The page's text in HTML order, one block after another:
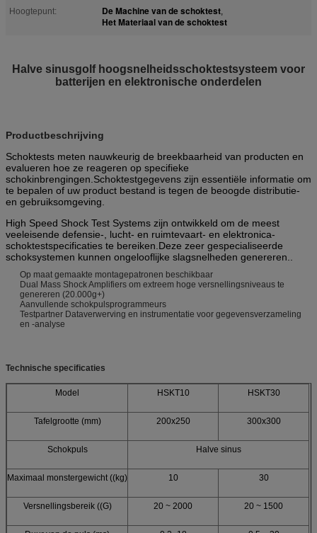
Hoogtepunt:
De Machine van de schoktest,
Het Materiaal van de schoktest
Halve sinusgolf hoogsnelheidsschoktestsysteem voor
batterijen en elektronische onderdelen
Productbeschrijving
Schoktests meten nauwkeurig de breekbaarheid van producten en
evalueren hoe ze reageren op specifieke
schokinbrengingen.Schoktestgegevens zijn essentiële informatie om
te bepalen of uw product bestand is tegen de beoogde distributie-
en gebruiksomgeving.
High Speed Shock Test Systems zijn ontwikkeld om de meest
veeleisende defensie-, lucht- en ruimtevaart- en elektronica-
schoktestspecificaties te bereiken.Deze zeer gespecialiseerde
schoksystemen kunnen ongelooflijke slagsnelheden genereren..
Op maat gemaakte montagepatronen beschikbaar
Dual Mass Shock Amplifiers om extreem hoge versnellingsniveaus te
genereren (20.000g+)
Aanvullende schokpulsprogrammeurs
Testpartner Dataverwerving en instrumentatie voor gegevensverzameling
en -analyse
Technische specificaties
Model HSKT10 HSKT30
Tafelgrootte (mm) 200x250 300x300
Schokpuls Halve sinus
Maximaal monstergewicht ((kg) 10 30
Versnellingsbereik ((G) 20 ~ 2000 20 ~ 1500